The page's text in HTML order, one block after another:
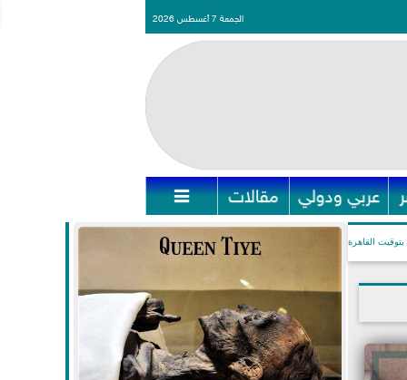
الجمعة 7 أغسطس 2026
عربي ودولي مقالات 
بتوقيت القاهرة